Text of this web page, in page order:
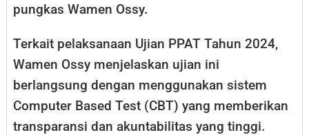
pungkas Wamen Ossy.
Terkait pelaksanaan Ujian PPAT Tahun 2024,
Wamen Ossy menjelaskan ujian ini
berlangsung dengan menggunakan sistem
Computer Based Test (CBT) yang memberikan
transparansi dan akuntabilitas yang tinggi.